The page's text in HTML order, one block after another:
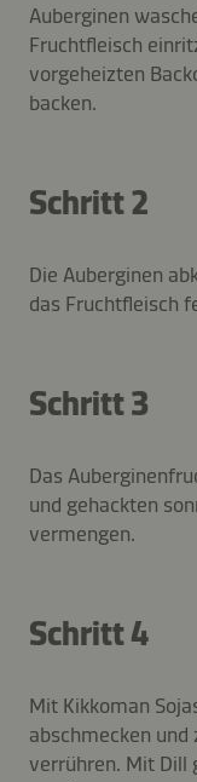
Auberginen
Fruchtfleisch
vorgeheizten
backen.
Schritt 2
Die Auberginen
das Fruchtfleisch
Schritt 3
Das
und gehackten
vermengen.
Schritt 4
Mit Kikkoman
abschmecken
verrühren. Mit Dill